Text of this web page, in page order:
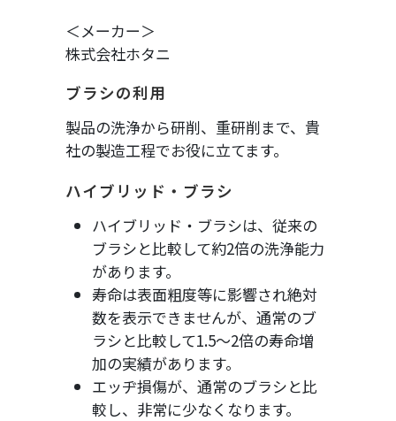
＜メーカー＞
株式会社ホタニ
ブラシの利用
製品の洗浄から研削、重研削まで、貴
社の製造工程でお役に立てます。
ハイブリッド・ブラシ
ハイブリッド・ブラシは、従来の
ブラシと比較して約2倍の洗浄能力
があります。
寿命は表面粗度等に影響され絶対
数を表示できませんが、通常のブ
ラシと比較して1.5～2倍の寿命増
加の実績があります。
エッヂ損傷が、通常のブラシと比
較し、非常に少なくなります。